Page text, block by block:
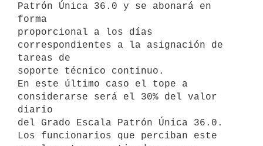
Patrón Única 36.0 y se abonará en
forma
proporcional a los días
correspondientes a la asignación de
tareas de
soporte técnico continuo.
En este último caso el tope a
considerarse será el 30% del valor
diario
del Grado Escala Patrón Única 36.0.
Los funcionarios que perciban este